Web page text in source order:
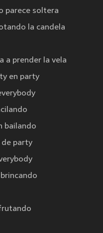
parece soltera
la candela
a prender la vela
en party
bailando
party